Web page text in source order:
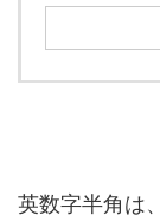
英数字半角は、